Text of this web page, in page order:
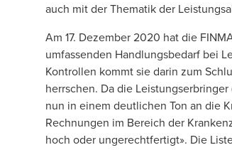
auch mit der Thematik der
Am 17. Dezember 2020 hat die
umfassenden Handlungsbedarf bei
Kontrollen kommt sie darin zum
herrschen. Da die
nun in einem deutlichen Ton an die
Rechnungen im Bereich der
hoch oder ungerechtfertigt». Die